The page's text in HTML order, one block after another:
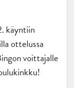
käyntiin
ottelussa
voittajalle